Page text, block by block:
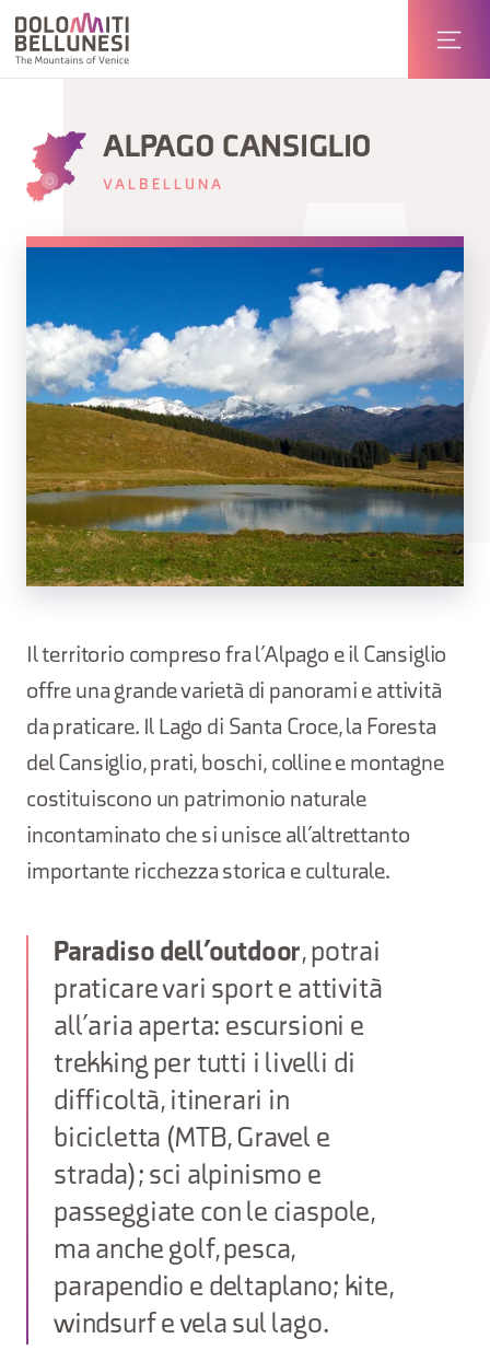
ALPAGO CANSIGLIO
VALBELLUNA
Il territorio compreso fra l’Alpago e il Cansiglio
offre una grande varietà di panorami e attività
da praticare. Il Lago di Santa Croce, la Foresta
del Cansiglio, prati, boschi, colline e montagne
costituiscono un patrimonio naturale
incontaminato che si unisce all’altrettanto
importante ricchezza storica e culturale.
Paradiso dell’outdoor, potrai
praticare vari sport e attività
all’aria aperta: escursioni e
trekking per tutti i livelli di
difficoltà, itinerari in
bicicletta (MTB, Gravel e
strada); sci alpinismo e
passeggiate con le ciaspole,
ma anche golf, pesca,
parapendio e deltaplano; kite,
windsurf e vela sul lago.